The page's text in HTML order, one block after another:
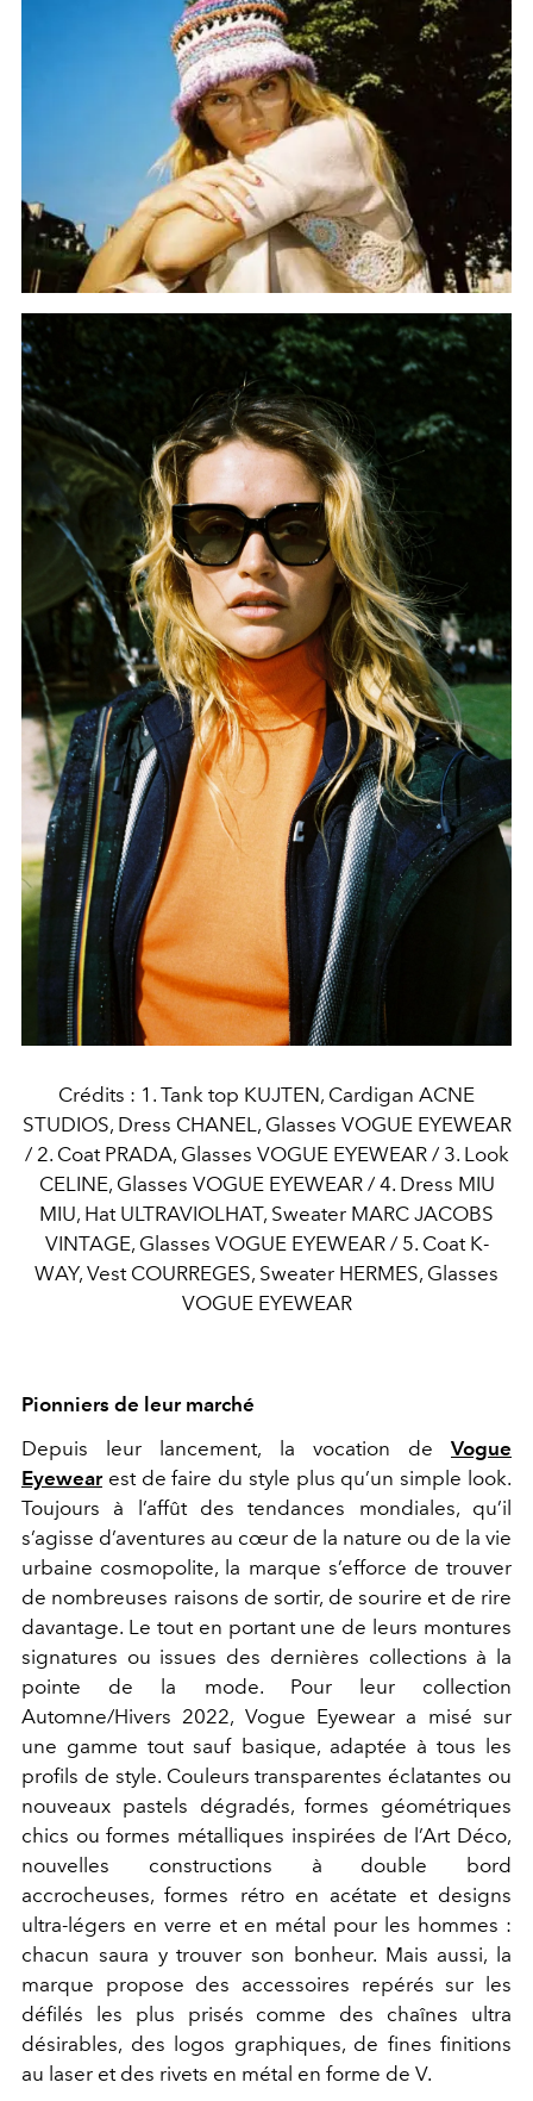
Crédits : 1. Tank top KUJTEN, Cardigan ACNE
STUDIOS, Dress CHANEL, Glasses VOGUE EYEWEAR
/ 2. Coat PRADA, Glasses VOGUE EYEWEAR / 3. Look
CELINE, Glasses VOGUE EYEWEAR / 4. Dress MIU
MIU, Hat ULTRAVIOLHAT, Sweater MARC JACOBS
VINTAGE, Glasses VOGUE EYEWEAR / 5. Coat K-
WAY, Vest COURREGES, Sweater HERMES, Glasses
VOGUE EYEWEAR
Pionniers de leur marché
Depuis leur lancement, la vocation de Vogue
Eyewearest de faire du style plus qu’un simple look.
Toujours à l’affût des tendances mondiales, qu’il
s’agisse d’aventures au cœur de la nature ou de la vie
urbaine cosmopolite, la marque s’efforce de trouver
de nombreuses raisons de sortir, de sourire et de rire
davantage. Le tout en portant une de leurs montures
signatures ou issues des dernières collections à la
pointe de la mode. Pour leur collection
Automne/Hivers 2022, Vogue Eyewear a misé sur
une gamme tout sauf basique, adaptée à tous les
profils de style. Couleurs transparentes éclatantes ou
nouveaux pastels dégradés, formes géométriques
chics ou formes métalliques inspirées de l’Art Déco,
nouvelles constructions à double bord
accrocheuses, formes rétro en acétate et designs
ultra-légers en verre et en métal pour les hommes :
chacun saura y trouver son bonheur. Mais aussi, la
marque propose des accessoires repérés sur les
défilés les plus prisés comme des chaînes ultra
désirables, des logos graphiques, de fines finitions
au laser et des rivets en métal en forme de V.